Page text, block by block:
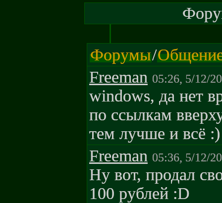
Форумы/
Freeman 05:26, 5/12/
windows, да нет
по ссылкам
тем лучше и всё :)
Freeman 05:36, 5/12/
Ну вот, продал
100 рублей :D